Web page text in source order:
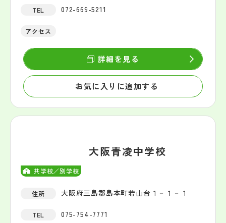
TEL 072-669-5211
アクセス
お気に入りに追加する
詳細を見る
共学校／別学校
大阪青凌中学校
住所 大阪府三島郡島本町若山台１－１－１
TEL 075-754-7771